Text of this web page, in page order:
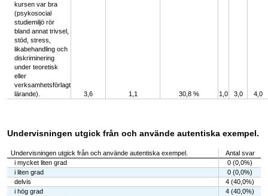
kursen var bra
(psykosocial
studiemiljö rör
bland annat trivsel,
stöd, stress,
likabehandling och
diskriminering
under teoretisk
eller
verksamhetsförlagt
lärande).
3,6 1,1 30,8 % 1,0 3,0 4,0
Undervisningen utgick från och använde autentiska exempel.
Undervisningen utgick från och använde autentiska exempel.
Antal svar
i mycket liten grad
0 (0,0%)
i liten grad
0 (0,0%)
delvis
4 (40,0%)
i hög grad
4 (40,0%)